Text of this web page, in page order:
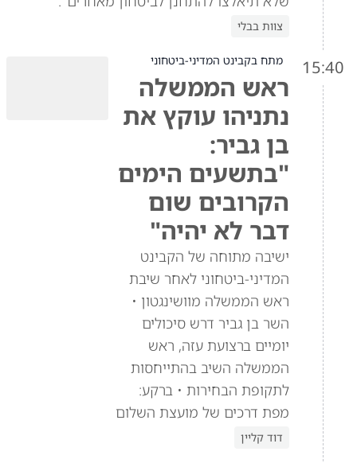
צוות בבלי
15:40 מתח בקבינט המדיני-ביטחוני
ראש הממשלה
נתניהו עוקץ את
בן גביר:
"בתשעים הימים
הקרובים שום
דבר לא יהיה"
ישיבה מתוחה של הקבינט
המדיני-ביטחוני לאחר שיבת
ראש הממשלה מוושינגטון •
השר בן גביר דרש סיכולים
יומיים ברצועת עזה, ראש
הממשלה השיב בהתייחסות
לתקופת הבחירות • ברקע:
מפת דרכים של מועצת השלום
דוד קליין